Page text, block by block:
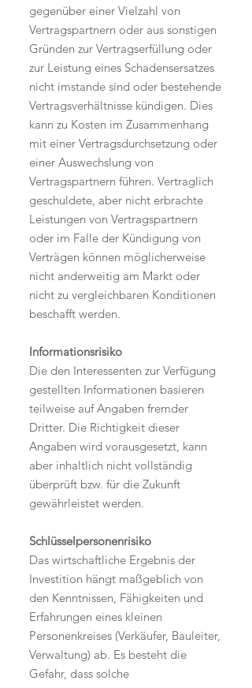
gegenüber einer Vielzahl von
Vertragspartnern oder aus sonstigen
Gründen zur Vertragserfüllung oder
zur Leistung eines Schadensersatzes
nicht imstande sind oder bestehende
Vertragsverhältnisse kündigen. Dies
kann zu Kosten im Zusammenhang
mit einer Vertragsdurchsetzung oder
einer Auswechslung von
Vertragspartnern führen. Vertraglich
geschuldete, aber nicht erbrachte
Leistungen von Vertragspartnern
oder im Falle der Kündigung von
Verträgen können möglicherweise
nicht anderweitig am Markt oder
nicht zu vergleichbaren Konditionen
beschafft werden.
Informationsrisiko
Die den Interessenten zur Verfügung
gestellten Informationen basieren
teilweise auf Angaben fremder
Dritter. Die Richtigkeit dieser
Angaben wird vorausgesetzt, kann
aber inhaltlich nicht vollständig
überprüft bzw. für die Zukunft
gewährleistet werden.
Schlüsselpersonenrisiko
Das wirtschaftliche Ergebnis der
Investition hängt maßgeblich von
den Kenntnissen, Fähigkeiten und
Erfahrungen eines kleinen
Personenkreises (Verkäufer, Bauleiter,
Verwaltung) ab. Es besteht die
Gefahr, dass solche